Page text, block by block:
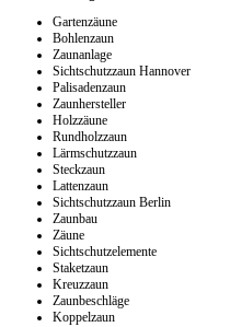
Gartenzäune
Bohlenzaun
Zaunanlage
Sichtschutzzaun Hannover
Palisadenzaun
Zaunhersteller
Holzzäune
Rundholzzaun
Lärmschutzzaun
Steckzaun
Lattenzaun
Sichtschutzzaun Berlin
Zaunbau
Zäune
Sichtschutzelemente
Staketzaun
Kreuzzaun
Zaunbeschläge
Koppelzaun